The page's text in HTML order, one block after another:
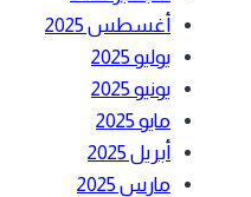
أغسطس 2025
يوليو 2025
يونيو 2025
مايو 2025
أبريل 2025
مارس 2025